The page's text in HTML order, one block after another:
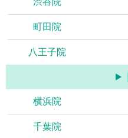
町田院
八王子院
横浜院
千葉院